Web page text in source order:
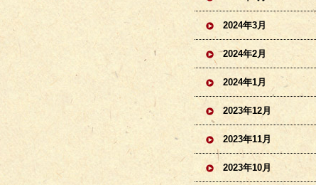
2024年3月
2024年2月
2024年1月
2023年12月
2023年11月
2023年10月